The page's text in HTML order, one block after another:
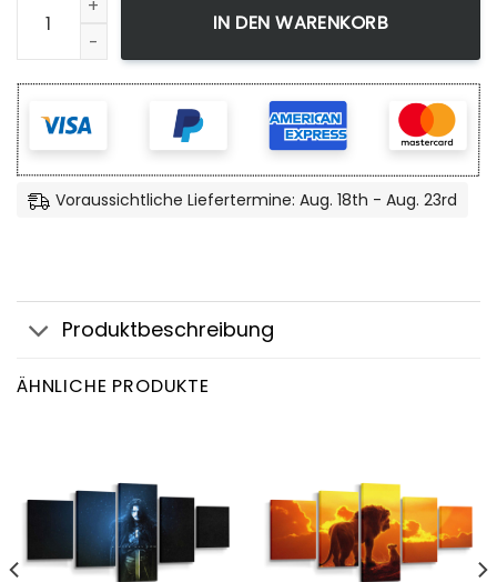
IN DEN WARENKORB
Voraussichtliche Liefertermine: Aug. 18th - Aug. 23rd
Produktbeschreibung
ÄHNLICHE PRODUKTE